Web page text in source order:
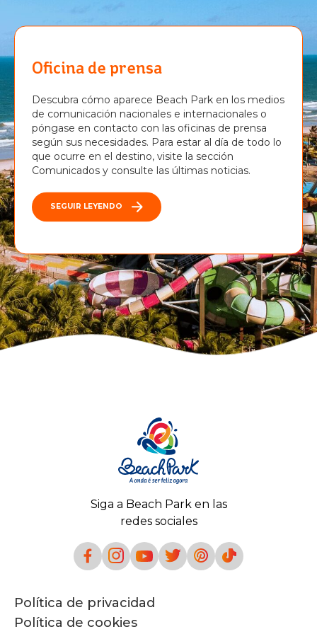
Oficina de prensa
Descubra cómo aparece Beach Park en los medios
de comunicación nacionales e internacionales o
póngase en contacto con las oficinas de prensa
según sus necesidades. Para estar al día de todo lo
que ocurre en el destino, visite la sección
Comunicados y consulte las últimas noticias.
SEGUIR LEYENDO
Siga a Beach Park en las
redes sociales
Política de privacidad
Política de cookies